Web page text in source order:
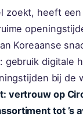
zoekt, heeft
Koreaanse
digitale
bij de
vertrouw op
tot ’s